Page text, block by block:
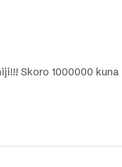
Skoro 1000000